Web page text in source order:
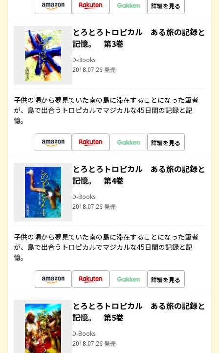
詳細を見る
とろとろトロピカル ある旅の記録と
記憶。 第3巻
D-Books
2018.07.26 発売
子供の頃から夢見ていた南の島に滞在することになった筆者
が、島で出合うトロピカルでマジカルな45日間の記録と記
憶。
詳細を見る
とろとろトロピカル ある旅の記録と
記憶。 第4巻
D-Books
2018.07.26 発売
子供の頃から夢見ていた南の島に滞在することになった筆者
が、島で出合うトロピカルでマジカルな45日間の記録と記
憶。
詳細を見る
とろとろトロピカル ある旅の記録と
記憶。 第5巻
D-Books
2018.07.26 発売